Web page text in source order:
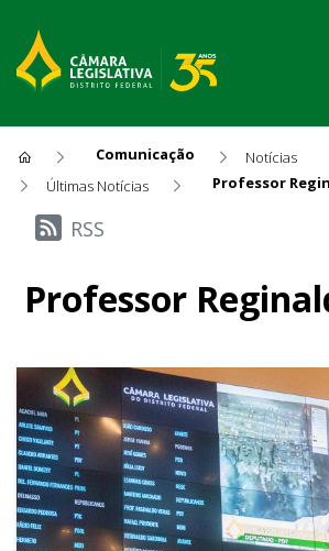
Comunicação
Notícias
Últimas Notícias
Professor
Últimas Notícias
RSS
Professor